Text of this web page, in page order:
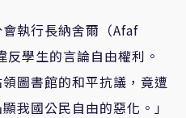
執行長納舍爾（Afaf
學生的言論自由權利。
圖書館的和平抗議，竟遭
我國公民自由的惡化。」